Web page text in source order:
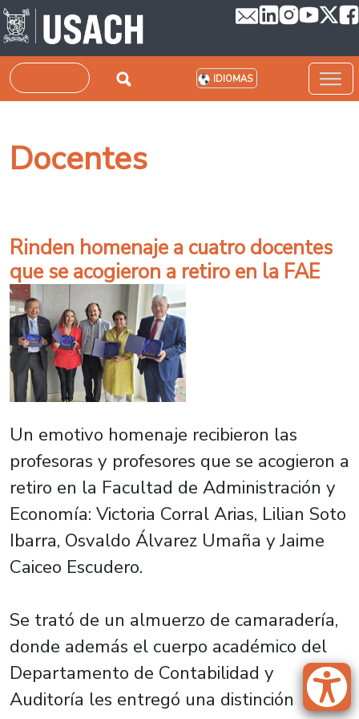
Pasar al contenido principal
Buscar IDIOMAS
Docentes
Rinden homenaje a cuatro docentes
que se acogieron a retiro en la FAE
Un emotivo homenaje recibieron las
profesoras y profesores que se acogieron a
retiro en la Facultad de Administración y
Economía: Victoria Corral Arias, Lilian Soto
Ibarra, Osvaldo Álvarez Umaña y Jaime
Caiceo Escudero.
Se trató de un almuerzo de camaradería,
donde además el cuerpo académico del
Departamento de Contabilidad y
Auditoría les entregó una distinción